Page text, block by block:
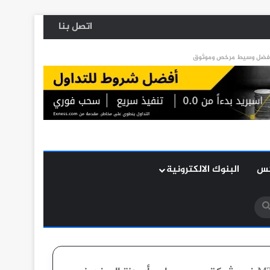
اتصل بنا
البنوك الالكترونية
بحث
عن